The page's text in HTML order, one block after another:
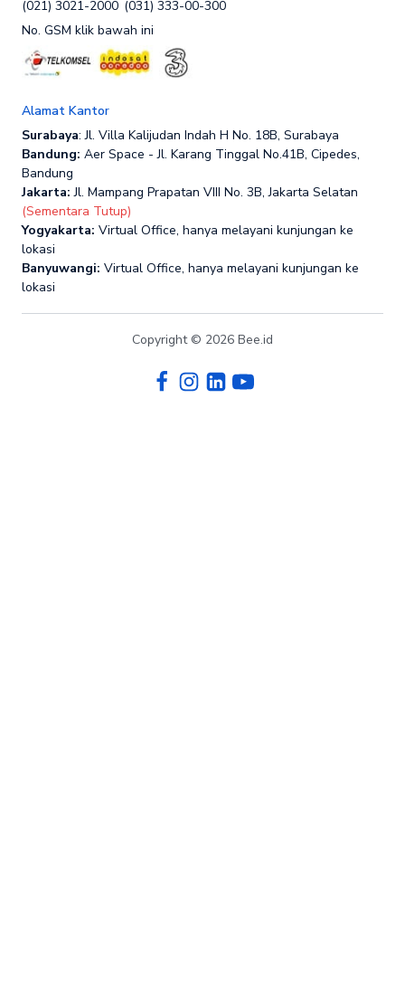
(021) 3021-2000 (031) 333-00-300
No. GSM klik bawah ini
Alamat Kantor
Surabaya: Jl. Villa Kalijudan Indah H No. 18B, Surabaya
Bandung: Aer Space - Jl. Karang Tinggal No.41B, Cipedes,
Bandung
Jakarta: Jl. Mampang Prapatan VIII No. 3B, Jakarta Selatan
(Sementara Tutup)
Yogyakarta: Virtual Office, hanya melayani kunjungan ke
lokasi
Banyuwangi: Virtual Office, hanya melayani kunjungan ke
lokasi
Copyright © 2026 Bee.id